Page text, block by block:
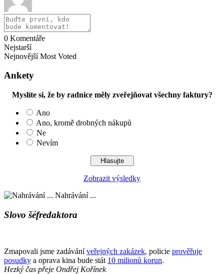
0 Komentáře
Nejstarší
Nejnovější Most Voted
Ankety
Myslíte si, že by radnice měly zveřejňovat všechny faktury?
Ano
Ano, kromě drobných nákupů
Ne
Nevím
Zobrazit výsledky
Nahrávání ...
Slovo šéfredaktora
Zmapovali jsme zadáváníveřejných zakázek, policie prověřuje
posudky a oprava kina bude stát 10 milionů korun.
Hezký čas přeje Ondřej Kořínek